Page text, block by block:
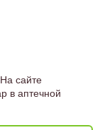
сайте
в аптечной